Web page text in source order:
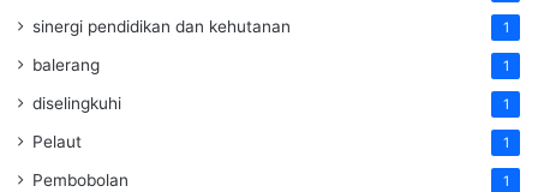
sinergi pendidikan dan kehutanan 1
balerang 1
diselingkuhi 1
Pelaut 1
Pembobolan 1